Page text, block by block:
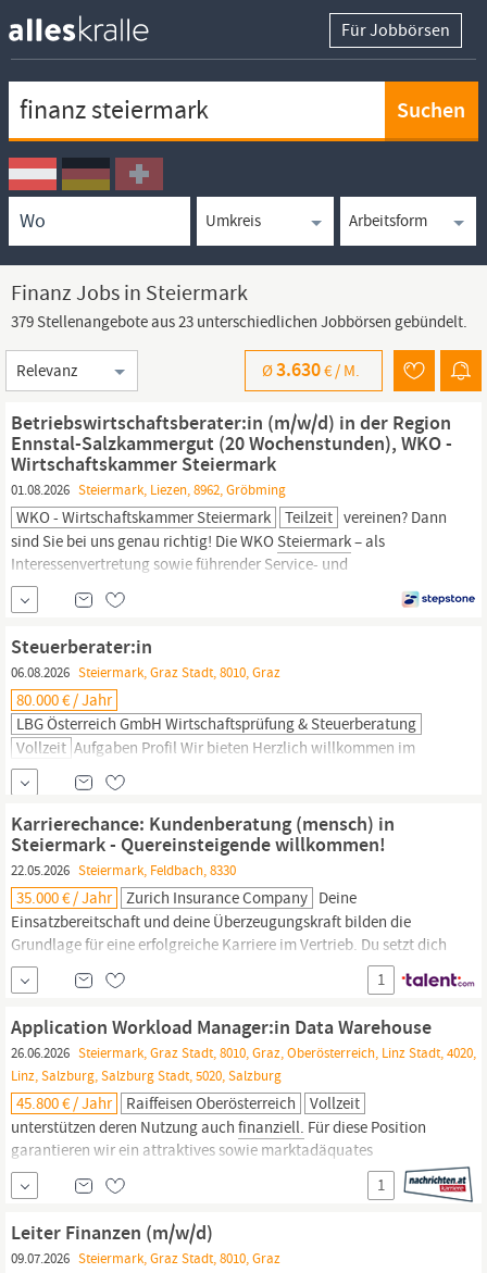
Für Jobbörsen
Ortssuche
Umkreissuche
Arbeitsform
Finanz Jobs in Steiermark
379 Stellenangebote aus 23 unterschiedlichen Jobbörsen gebündelt.
Sortierung
Ø3.630€ / M.
Betriebswirtschaftsberater:in (m/w/d) in der Region
Ennstal-Salzkammergut (20 Wochenstunden), WKO -
Wirtschaftskammer Steiermark
01.08.2026 Steiermark, Liezen, 8962, Gröbming
WKO - Wirtschaftskammer Steiermark Teilzeit vereinen? Dann
sind Sie bei uns genau richtig! Die WKO Steiermark– als
Interessenvertretung sowie führender Service- und
Bildungspartner der steirischen Wirtschaft – sucht Verstärkung für
das steiermarkweite
Team der Betriebswirtschaftsberater:innen.
betriebswirtschaftlichen...
Steuerberater:in
06.08.2026 Steiermark, Graz Stadt, 8010, Graz
80.000 € / Jahr
LBG Österreich GmbH Wirtschaftsprüfung & Steuerberatung
Vollzeit Aufgaben Profil Wir bieten Herzlich willkommen im
Team bei LBG Österreich. Wir arbeiten seit mehr als 80 Jahren mit
großem Engagement und Erfolg am Puls der österreichischen
Wirtschaft. Tagtäglich sind wir gefordert, wenn s um
wirtschaftlich und steuerlich durchdachte Lösungen im
Unternehmensalltag geht, bei der Kalkulation und Planung, bei
Investitionen und derFinanzierung,bei Kauf und Verkauf,...
Karrierechance: Kundenberatung (mensch) in
Steiermark - Quereinsteigende willkommen!
22.05.2026 Steiermark, Feldbach, 8330
35.000 € / Jahr Zurich Insurance Company Deine
Einsatzbereitschaft und deine Überzeugungskraft bilden die
Grundlage für eine erfolgreiche Karriere im Vertrieb. Du setzt dich
mit Leidenschaft für deine Ziele ein und überzeugst durch dein
selbstbewusstes Auftreten. Du bringst Interesse an
Finanzthemen
1
Application Workload Manager:in Data Warehouse
26.06.2026 Steiermark, Graz Stadt, 8010, Graz, Oberösterreich, Linz Stadt, 4020,
Linz, Salzburg, Salzburg Stadt, 5020, Salzburg
45.800 € / Jahr Raiffeisen Oberösterreich
Vollzeit
unterstützen deren Nutzung auch finanziell. Für diese Position
garantieren wir ein attraktives sowie marktadäquates
Vergütungspaket, welches sich an deiner Qualifikation und
Berufserfahrung orientiert. Das Mindestjahresgehalt für diese
Position beträgt auf Vollzeitbasis EUR 45.800 brutto (inkl.
Sonderzahlungen). Weitere Informationen findest du in...
1
Leiter Finanzen (m/w/d)
09.07.2026 Steiermark, Graz Stadt, 8010, Graz